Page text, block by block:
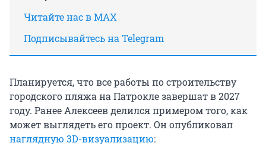
Читайте нас в MAX
Подписывайтесь на Telegram
Планируется, что все работы по строительству
городского пляжа на Патрокле завершат в 2027
году. Ранее Алексеев делился примером того, как
может выглядеть его проект. Он опубликовал
наглядную 3D-визуализацию: